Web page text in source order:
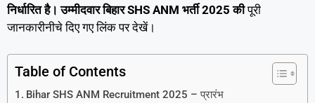
निर्धारित है। उम्मीदवार बिहार SHS ANM भर्ती 2025 कीपूरी
जानकारीनीचे दिए गए लिंक पर देखें।
Table of Contents
Bihar SHS ANM Recruitment 2025 – प्रारंभ